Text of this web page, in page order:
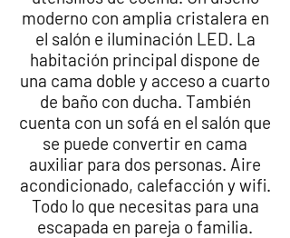
moderno con amplia cristalera en
el salón e iluminación LED. La
habitación principal dispone de
una cama doble y acceso a cuarto
de baño con ducha. También
cuenta con un sofá en el salón que
se puede convertir en cama
auxiliar para dos personas. Aire
acondicionado, calefacción y wifi.
Todo lo que necesitas para una
escapada en pareja o familia.